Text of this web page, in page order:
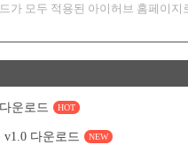
가 모두 적용된 아이허브 홈페이지
운로드 HOT
다운로드 NEW